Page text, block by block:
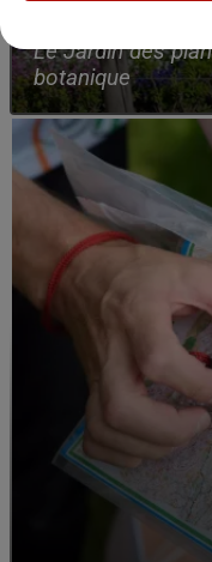
Le Jardin des
botanique